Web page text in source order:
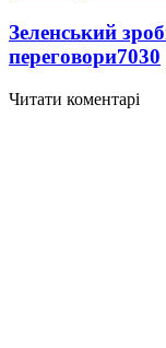
Зеленський
переговори7030
Читати коментарі